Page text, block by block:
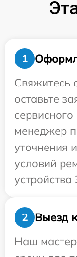
1
Свяжитесь
оставьте
менеджер
уточнения
условий
устройства
2
Выезд
Наш